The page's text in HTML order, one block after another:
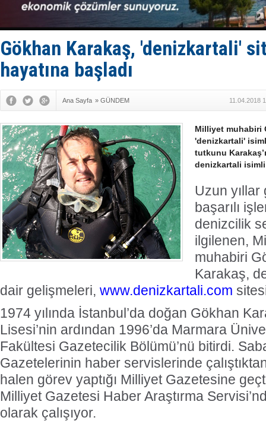
Deniz
DÖDER,
Fairline,
Runit
Gökhan Karakaş, 'denizkartali'
hayatına başladı
Ana Sayfa » GÜNDEM 11.04.2018
Milliyet muhabiri
'denizkartali'
tutkunu
denizkartali isimli
Uzun yıllar
başarılı
denizcilik
ilgilenen,
muhabiri
Karakaş,
dair gelişmeleri, www.denizkartali.com
1974 yılında İstanbul’da doğan Gökhan
Lisesi’nin ardından 1996’da Marmara
Fakültesi Gazetecilik Bölümü’nü bitirdi.
Gazetelerinin haber servislerinde
halen görev yaptığı Milliyet Gazetesine
Milliyet Gazetesi Haber Araştırma
olarak çalışıyor.